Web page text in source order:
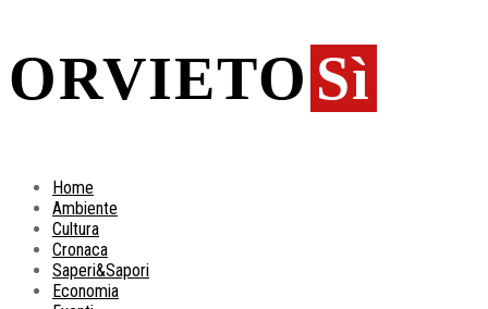
ORVIETO Sì
Home
Ambiente
Cultura
Cronaca
Saperi&Sapori
Economia